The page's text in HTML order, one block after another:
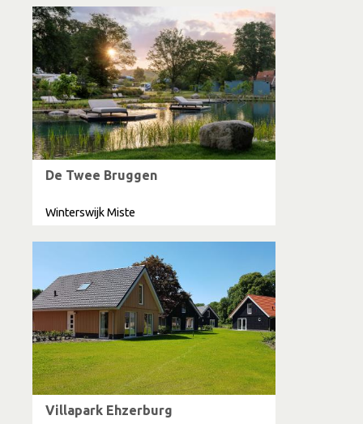
De Twee Bruggen
Winterswijk Miste
Villapark Ehzerburg